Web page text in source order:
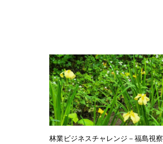
林業ビジネスチャレンジ－福島視察